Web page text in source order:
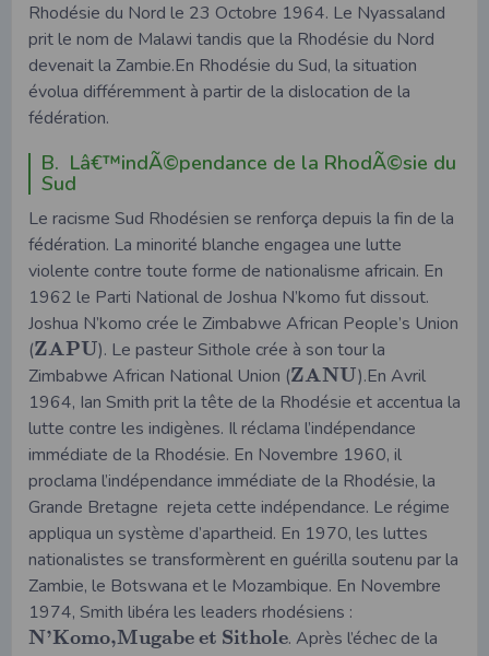
Rhodésie du Nord le 23 Octobre 1964. Le Nyassaland
prit le nom de Malawi tandis que la Rhodésie du Nord
devenait la Zambie.En Rhodésie du Sud, la situation
évolua différemment à partir de la dislocation de la
fédération.
B. Lâ€™indÃ©pendance de la RhodÃ©sie du
Sud
Le racisme Sud Rhodésien se renforça depuis la fin de la
fédération. La minorité blanche engagea une lutte
violente contre toute forme de nationalisme africain. En
1962 le Parti National de Joshua N’komo fut dissout.
Joshua N’komo crée le Zimbabwe African People’s Union
(ZAPU). Le pasteur Sithole crée à son tour la
Zimbabwe African National Union (ZANU).En Avril
1964, Ian Smith prit la tête de la Rhodésie et accentua la
lutte contre les indigènes. Il réclama l’indépendance
immédiate de la Rhodésie. En Novembre 1960, il
proclama l’indépendance immédiate de la Rhodésie, la
Grande Bretagne rejeta cette indépendance. Le régime
appliqua un système d’apartheid. En 1970, les luttes
nationalistes se transformèrent en guérilla soutenu par la
Zambie, le Botswana et le Mozambique. En Novembre
1974, Smith libéra les leaders rhodésiens :
N’Komo,Mugabeet Sithole. Après l’échec de la